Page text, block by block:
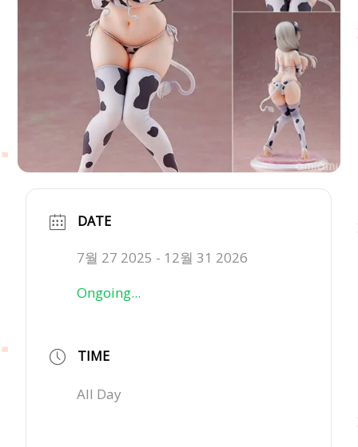
DATE
7월 27 2025 - 12월 31 2026
Ongoing...
TIME
All Day